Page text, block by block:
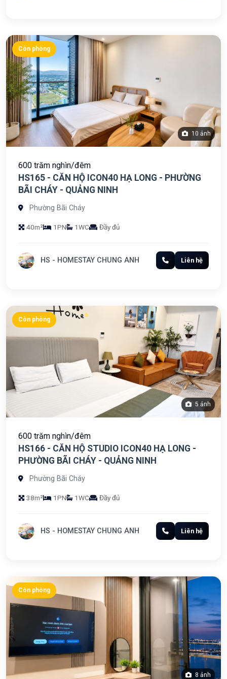
Còn phòng
10 ảnh
600 trăm nghìn/đêm
HS165 - CĂN HỘ ICON40 HẠ LONG - PHƯỜNG
BÃI CHÁY - QUẢNG NINH
Phường Bãi Cháy
40m² 1PN 1WC Đầy đủ
HS - HOMESTAY CHUNG ANH Liên hệ
Còn phòng
5 ảnh
600 trăm nghìn/đêm
HS166 - CĂN HỘ STUDIO ICON40 HẠ LONG -
PHƯỜNG BÃI CHÁY - QUẢNG NINH
Phường Bãi Cháy
38m² 1PN 1WC Đầy đủ
HS - HOMESTAY CHUNG ANH Liên hệ
Còn phòng
8 ảnh